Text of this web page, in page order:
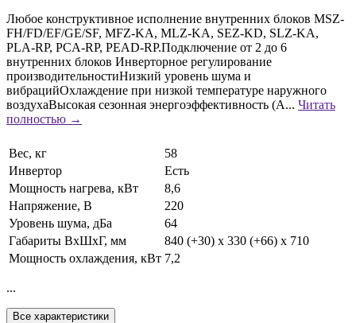
Любое конструктивное исполнение внутренних блоков MSZ-
FH/FD/EF/GE/SF, MFZ-KA, MLZ-KA, SEZ-KD, SLZ-KA,
PLA-RP, PCA-RP, PEAD-RP.Подключение от 2 до 6
внутренних блоков Инверторное регулирование
производительностиНизкий уровень шума и
вибрацийОхлаждение при низкой температуре наружного
воздухаВысокая сезонная энергоэффективность (А... Читать
полностью →
Вес, кг
58
Инвертор
Есть
Мощность нагрева, кВт
8,6
Напряжение, В
220
Уровень шума, дБа
64
Габариты ВхШхГ, мм
840 (+30) x 330 (+66) x 710
Мощность охлаждения, кВт 7,2
...
Все характеристики